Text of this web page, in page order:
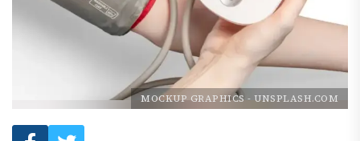
MOCKUP GRAPHICS - UNSPLASH.COM